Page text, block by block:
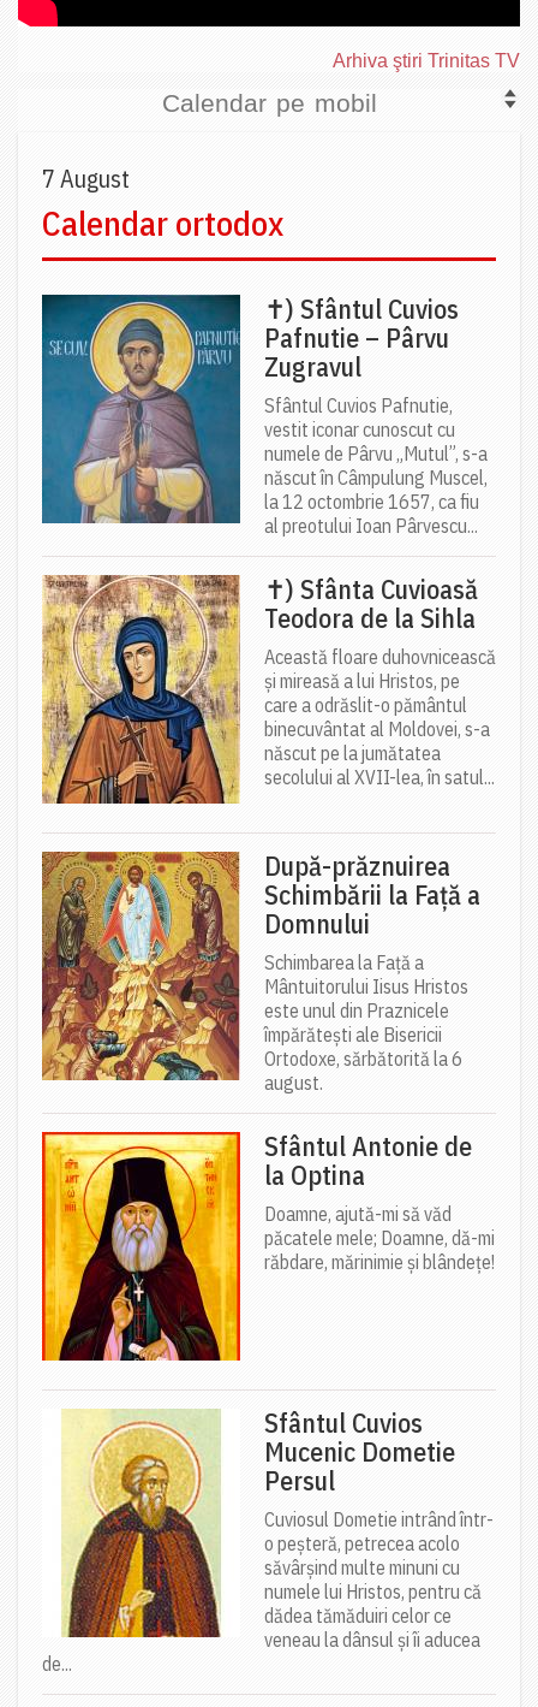
Arhiva ştiri Trinitas TV
Calendar pe mobil
7 August
Calendar ortodox
✝) Sfântul Cuvios
Pafnutie – Pârvu
Zugravul
Sfântul Cuvios Pafnutie,
vestit iconar cunoscut cu
numele de Pârvu „Mutul”, s-a
născut în Câmpulung Muscel,
la 12 octombrie 1657, ca fiu
al preotului Ioan Pârvescu...
✝) Sfânta Cuvioasă
Teodora de la Sihla
Această floare duhovnicească
și mireasă a lui Hristos, pe
care a odrăslit-o pământul
binecuvântat al Moldovei, s-a
născut pe la jumătatea
secolului al XVII-lea, în satul...
După-prăznuirea
Schimbării la Față a
Domnului
Schimbarea la Față a
Mântuitorului Iisus Hristos
este unul din Praznicele
împărătești ale Bisericii
Ortodoxe, sărbătorită la 6
august.
Sfântul Antonie de
la Optina
Doamne, ajută-mi să văd
păcatele mele; Doamne, dă-mi
răbdare, mărinimie şi blândeţe!
Sfântul Cuvios
Mucenic Dometie
Persul
Cuviosul Dometie intrând într-
o peșteră, petrecea acolo
săvârșind multe minuni cu
numele lui Hristos, pentru că
dădea tămăduiri celor ce
veneau la dânsul și îi aducea
de...